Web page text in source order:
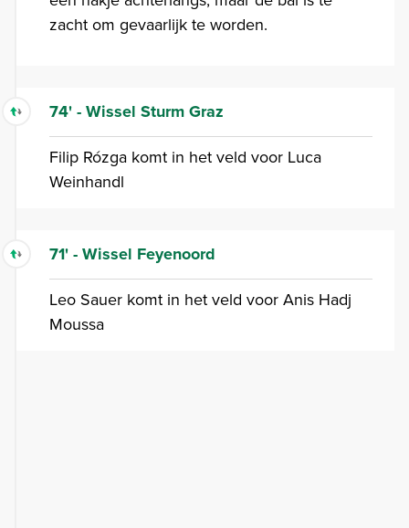
zacht om gevaarlijk te worden.
74' - Wissel Sturm Graz
Filip Rózga komt in het veld voor Luca
Weinhandl
71' - Wissel Feyenoord
Leo Sauer komt in het veld voor Anis Hadj
Moussa